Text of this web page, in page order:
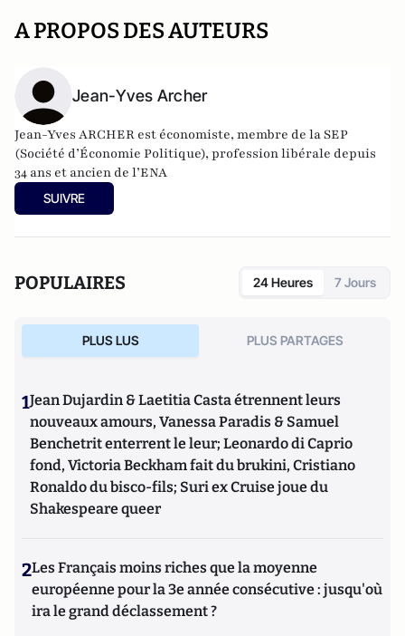
A PROPOS DES AUTEURS
Jean-Yves Archer
Jean-Yves ARCHER est économiste, membre de la SEP
(Société d’Économie Politique), profession libérale depuis
34 ans et ancien de l’ENA
SUIVRE
POPULAIRES 24 Heures 7 Jours
PLUS LUS PLUS PARTAGES
1Jean Dujardin & Laetitia Casta étrennent leurs
nouveaux amours, Vanessa Paradis & Samuel
Benchetrit enterrent le leur; Leonardo di Caprio
fond, Victoria Beckham fait du brukini, Cristiano
Ronaldo du bisco-fils; Suri ex Cruise joue du
Shakespeare queer
2Les Français moins riches que la moyenne
européenne pour la 3e année consécutive : jusqu'où
ira le grand déclassement ?